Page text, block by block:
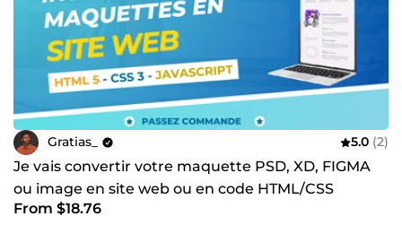
Gratias_ 5.0 (2)
Je vais convertir votre maquette PSD, XD, FIGMA
ou image en site web ou en code HTML/CSS
From $18.76